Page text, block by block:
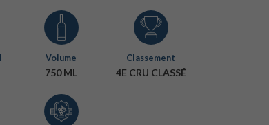
Volume
750 ML
Classement
4E CRU CLASSÉ